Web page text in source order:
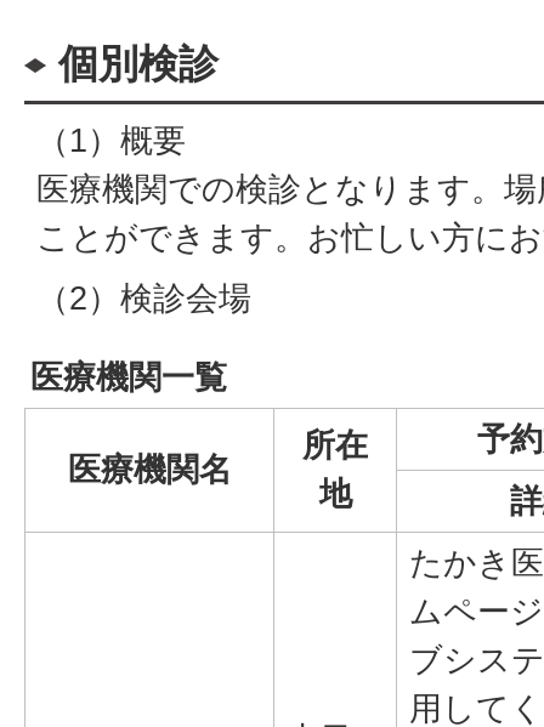
個別検診
（1）概要
医療機関での検診となります。
ことができます。お忙しい方に
（2）検診会場
医療機関一覧
医療機関名
所在
地
予
たかき
ムペー
ブシス
用して